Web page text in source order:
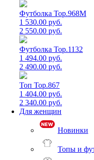
Футболка Top.968M
1 530.00 руб.
2 550.00 руб.
Футболка Top.1132
1 494.00 руб.
2 490.00 руб.
Топ Top.867
1 404.00 руб.
2 340.00 руб.
Для женщин
Новинки
Топы и